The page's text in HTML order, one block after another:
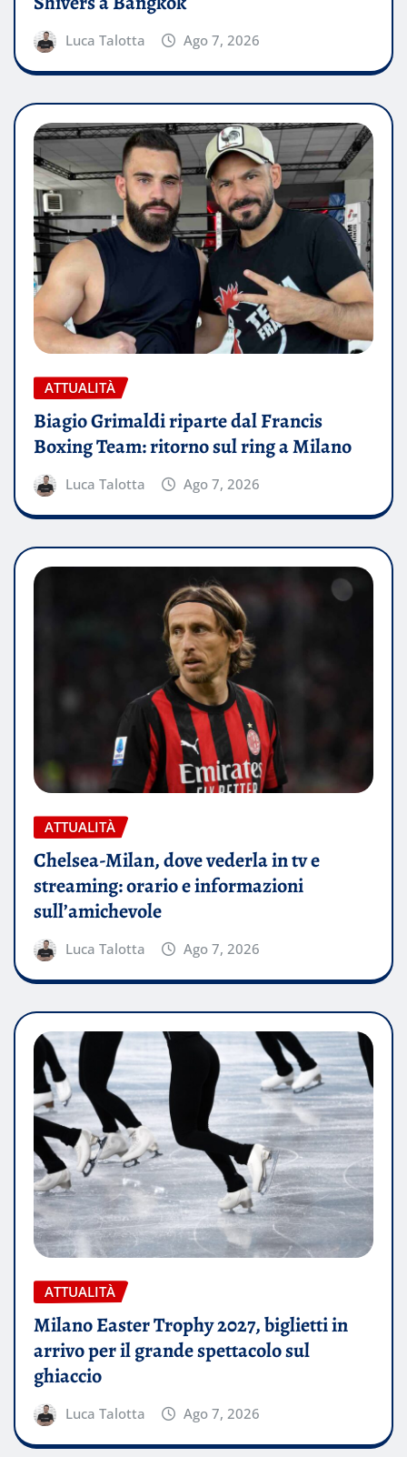
Luca Talotta Ago 7, 2026
ATTUALITÀ
Biagio Grimaldi riparte dal Francis
Boxing Team: ritorno sul ring a Milano
Luca Talotta Ago 7, 2026
ATTUALITÀ
Chelsea-Milan, dove vederla in tv e
streaming: orario e informazioni
sull’amichevole
Luca Talotta Ago 7, 2026
ATTUALITÀ
Milano Easter Trophy 2027, biglietti in
arrivo per il grande spettacolo sul
ghiaccio
Luca Talotta Ago 7, 2026